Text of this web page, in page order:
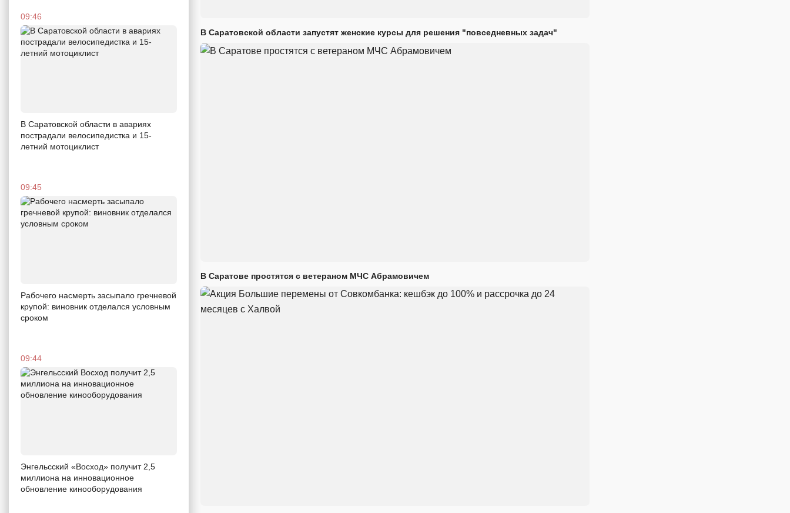
09:46
В Саратовской области в авариях
пострадали велосипедистка и 15-
летний мотоциклист
09:45
Рабочего насмерть засыпало гречневой
крупой: виновник отделался условным
сроком
09:44
Энгельсский «Восход» получит 2,5
миллиона на инновационное
обновление кинооборудования
В Саратовской области запустят женские курсы для решения "повседневных задач"
В Саратове простятся с ветераном МЧС Абрамовичем